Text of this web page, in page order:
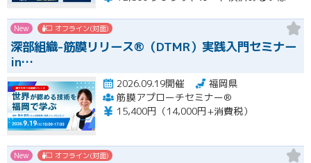
New オフライン(対面)
深部組織-筋膜リリース®（DTMR）実践入門セミナー
in…
2026.09.19開催
福岡県
筋膜アプローチセミナー®
15,400円（14,000円+消費税）
New オフライン(対面)